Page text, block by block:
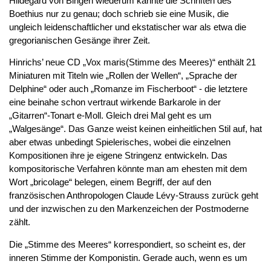
Boethius nur zu genau; doch schrieb sie eine Musik, die
ungleich leidenschaftlicher und ekstatischer war als etwa die
gregorianischen Gesänge ihrer Zeit.
Hinrichs’ neue CD „Vox maris(Stimme des Meeres)“ enthält 21
Miniaturen mit Titeln wie „Rollen der Wellen“, „Sprache der
Delphine“ oder auch „Romanze im Fischerboot“ - die letztere
eine beinahe schon vertraut wirkende Barkarole in der
„Gitarren“-Tonart e-Moll. Gleich drei Mal geht es um
„Walgesänge“. Das Ganze weist keinen einheitlichen Stil auf, hat
aber etwas unbedingt Spielerisches, wobei die einzelnen
Kompositionen ihre je eigene Stringenz entwickeln. Das
kompositorische Verfahren könnte man am ehesten mit dem
Wort „bricolage“ belegen, einem Begriff, der auf den
französischen Anthropologen Claude Lévy-Strauss zurück geht
und der inzwischen zu den Markenzeichen der Postmoderne
zählt.
Die „Stimme des Meeres“ korrespondiert, so scheint es, der
inneren Stimme der Komponistin. Gerade auch, wenn es um